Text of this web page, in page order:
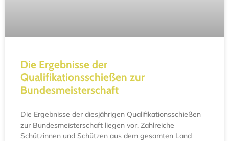
Die Ergebnisse der
Qualifikationsschießen zur
Bundesmeisterschaft
Die Ergebnisse der diesjährigen Qualifikationsschießen
zur Bundesmeisterschaft liegen vor. Zahlreiche
Schützinnen und Schützen aus dem gesamten Land